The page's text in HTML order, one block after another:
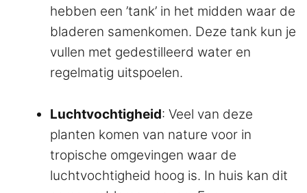
hebben een ’tank’ in het midden waar de
bladeren samenkomen. Deze tank kun je
vullen met gedestilleerd water en
regelmatig uitspoelen.
Luchtvochtigheid: Veel van deze
planten komen van nature voor in
tropische omgevingen waar de
luchtvochtigheid hoog is. In huis kan dit